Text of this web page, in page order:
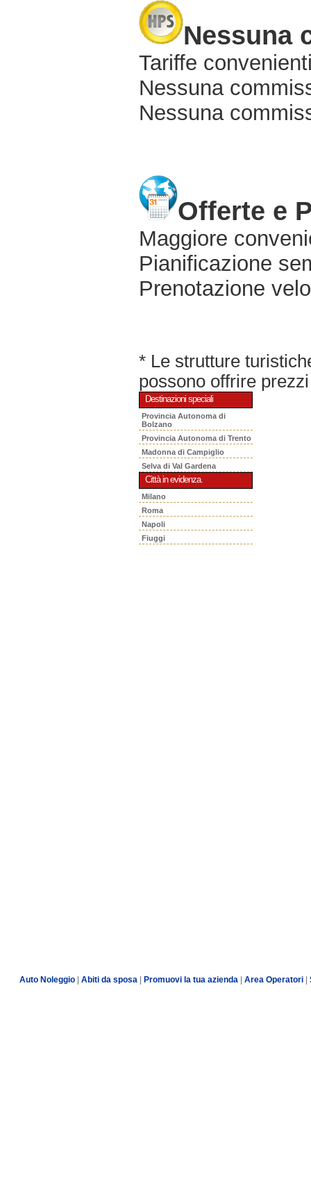
Nessuna
Tariffe
Nessuna
Nessuna
Offerte e
Maggiore
Pianificazione
Prenotazione
* Le strutture
possono offrire
Destinazioni speciali
Provincia Autonoma di
Bolzano
Provincia Autonoma di Trento
Madonna di Campiglio
Selva di Val Gardena
Città in evidenza.
Milano
Roma
Napoli
Fiuggi
Auto Noleggio Abiti da sposa Promuovi la tua azienda Area Operatori